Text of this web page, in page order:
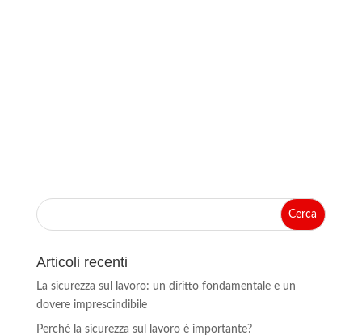
Articoli recenti
La sicurezza sul lavoro: un diritto fondamentale e un
dovere imprescindibile
Perché la sicurezza sul lavoro è importante?